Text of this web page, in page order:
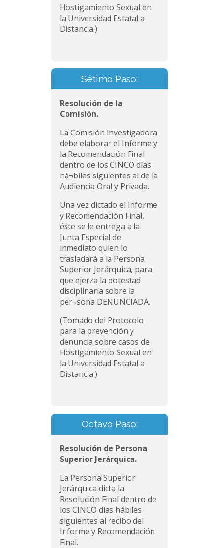
Hostigamiento Sexual en
la Universidad Estatal a
Distancia.)
Sétimo Paso:
Resolución de la
Comisión.
La Comisión Investigadora
debe elaborar el Informe y
la Recomendación Final
dentro de los CINCO días
há¬biles siguientes al de la
Audiencia Oral y Privada.
Una vez dictado el Informe
y Recomendación Final,
éste se le entrega a la
Junta Especial de
inmediato quien lo
trasladará a la Persona
Superior Jerárquica, para
que ejerza la potestad
disciplinaria sobre la
per¬sona DENUNCIADA.
(Tomado del Protocolo
para la prevención y
denuncia sobre casos de
Hostigamiento Sexual en
la Universidad Estatal a
Distancia.)
Octavo Paso:
Resolución de Persona
Superior Jerárquica.
La Persona Superior
Jerárquica dicta la
Resolución Final dentro de
los CINCO días hábiles
siguientes al recibo del
Informe y Recomendación
Final.